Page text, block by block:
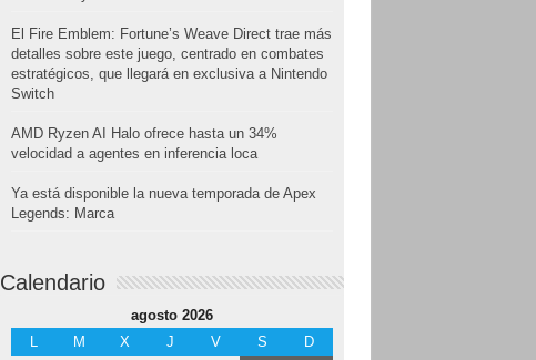
El Fire Emblem: Fortune’s Weave Direct trae más
detalles sobre este juego, centrado en combates
estratégicos, que llegará en exclusiva a Nintendo
Switch
AMD Ryzen AI Halo ofrece hasta un 34%
velocidad a agentes en inferencia loca
Ya está disponible la nueva temporada de Apex
Legends: Marca
Calendario
agosto 2026
L
M X J V S D